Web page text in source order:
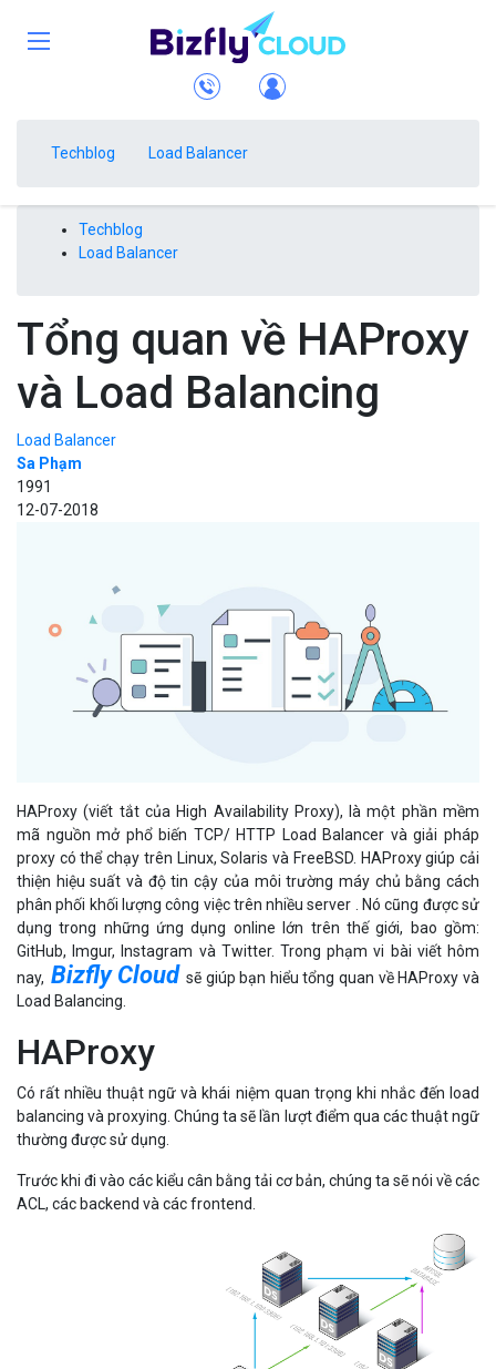
Techblog Load Balancer
Techblog
Load Balancer
Tổng quan về HAProxy
và Load Balancing
Load Balancer
Sa Phạm
1991
12-07-2018
HAProxy (viết tắt của High Availability Proxy), là một phần mềm
mã nguồn mở phổ biến TCP/ HTTP Load Balancer và giải pháp
proxy có thể chạy trên Linux, Solaris và FreeBSD. HAProxy giúp cải
thiện hiệu suất và độ tin cậy của môi trường máy chủ bằng cách
phân phối khối lượng công việc trên nhiều server . Nó cũng được sử
dụng trong những ứng dụng online lớn trên thế giới, bao gồm:
GitHub, Imgur, Instagram và Twitter. Trong phạm vi bài viết hôm
nay, Bizfly Cloud sẽ giúp bạn hiểu tổng quan về HAProxy và
Load Balancing.
HAProxy
Có rất nhiều thuật ngữ và khái niệm quan trọng khi nhắc đến load
balancing và proxying. Chúng ta sẽ lần lượt điểm qua các thuật ngữ
thường được sử dụng.
Trước khi đi vào các kiểu cân bằng tải cơ bản, chúng ta sẽ nói về các
ACL, các backend và các frontend.